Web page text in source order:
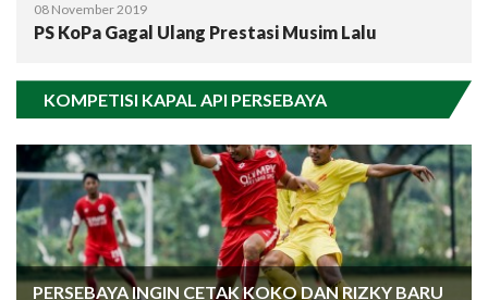
08 November 2019
PS KoPa Gagal Ulang Prestasi Musim Lalu
KOMPETISI KAPAL API PERSEBAYA
PERSEBAYA INGIN CETAK KOKO DAN RIZKY BARU